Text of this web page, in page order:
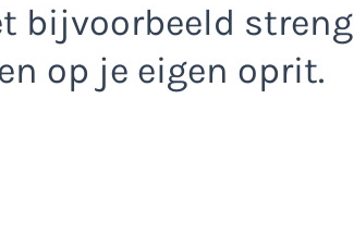
bijvoorbeeld streng
op je eigen oprit.